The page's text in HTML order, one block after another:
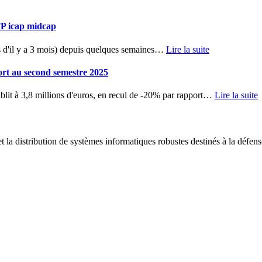
icap midcap
y a 3 mois) depuis quelques semaines… Lire la suite
au second semestre 2025
à 3,8 millions d'euros, en recul de -20% par rapport… Lire la suite
distribution de systèmes informatiques robustes destinés à la